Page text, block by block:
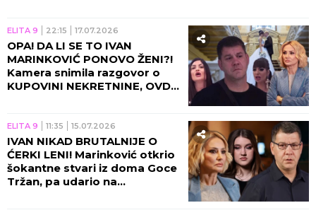
ELITA 9 22:15 17.07.2026
OPA! DA LI SE TO IVAN
MARINKOVIĆ PONOVO ŽENI?!
Kamera snimila razgovor o
KUPOVINI NEKRETNINE, OVDE
ELITA 9 11:35 15.07.2026
IVAN NIKAD BRUTALNIJE O
ĆERKI LENI! Marinković otkrio
šokantne stvari iz doma Goce
Tržan, pa udario na